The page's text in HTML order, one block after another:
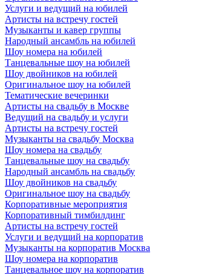
Услуги и ведущий на юбилей
Артисты на встречу гостей
Музыканты и кавер группы
Народный ансамбль на юбилей
Шоу номера на юбилей
Танцевальные шоу на юбилей
Шоу двойников на юбилей
Оригинальное шоу на юбилей
Тематические вечеринки
Артисты на свадьбу в Москве
Ведущий на свадьбу и услуги
Артисты на встречу гостей
Музыканты на свадьбу Москва
Шоу номера на свадьбу
Танцевальные шоу на свадьбу
Народный ансамбль на свадьбу
Шоу двойников на свадьбу
Оригинальное шоу на свадьбу
Корпоративные мероприятия
Корпоративный тимбилдинг
Артисты на встречу гостей
Услуги и ведущий на корпоратив
Музыканты на корпоратив Москва
Шоу номера на корпоратив
Танцевальное шоу на корпоратив